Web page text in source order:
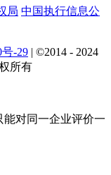
局 中国执行信息公
号-29 | ©2014 - 2024
所有
对同一企业评价一